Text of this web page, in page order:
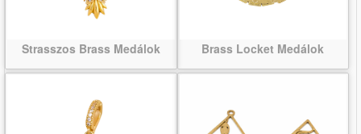
Strasszos Brass Medálok Brass Locket Medálok